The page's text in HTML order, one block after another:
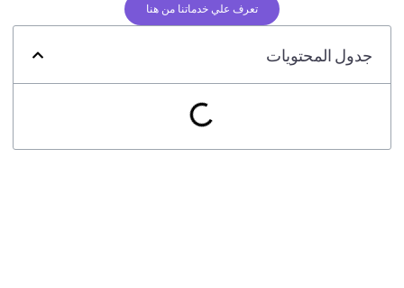
تعرف علي خدماتنا من هنا
جدول المحتويات